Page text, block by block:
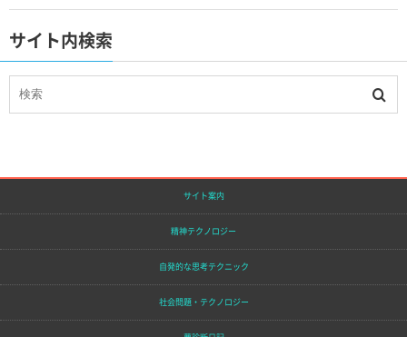
サイト内検索
サイト案内
精神テクノロジー
自発的な思考テクニック
社会問題・テクノロジー